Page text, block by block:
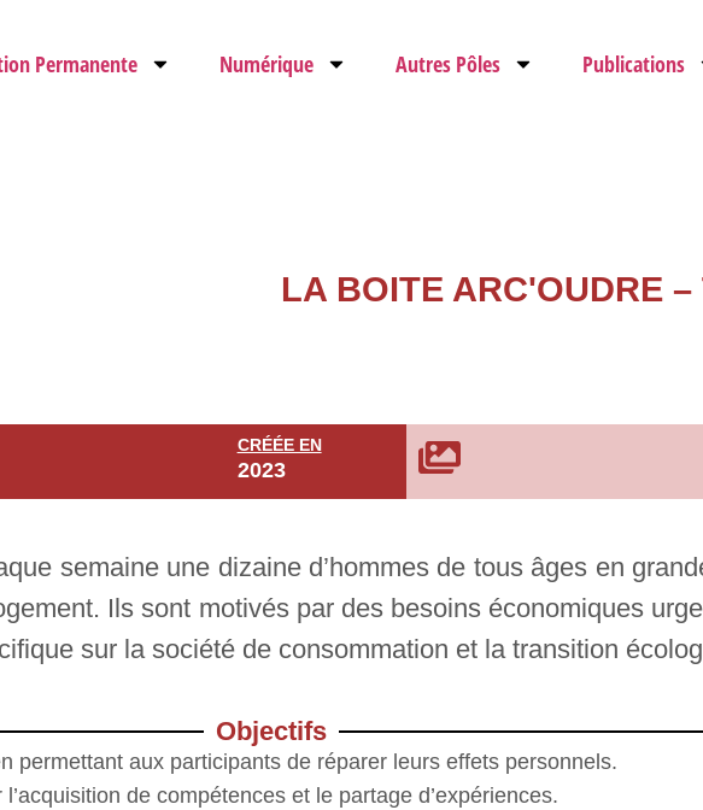
Permanente Numérique Autres Pôles Publications
LA BOITE ARC'OUDRE
CRÉÉE EN
2023
semaine une dizaine d’hommes de tous âges en
Ils sont motivés par des besoins économiques
sur la société de consommation et la transition
Objectifs
permettant aux participants de réparer leurs effets personnels.
l’acquisition de compétences et le partage d’expériences.